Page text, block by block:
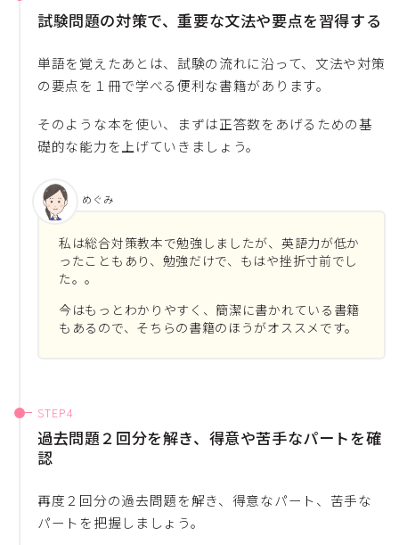
試験問題の対策で、重要な文法や要点を習得する
単語を覚えたあとは、試験の流れに沿って、文法や対策
の要点を１冊で学べる便利な書籍があります。
そのような本を使い、まずは正答数をあげるための基
礎的な能力を上げていきましょう。
私は総合対策教本で勉強しましたが、英語力が低か
ったこともあり、勉強だけで、もはや挫折寸前でし
た。。
今はもっとわかりやすく、簡潔に書かれている書籍
もあるので、そちらの書籍のほうがオススメです。
めぐみ
過去問題２回分を解き、得意や苦手なパートを確
認
再度２回分の過去問題を解き、得意なパート、苦手な
パートを把握しましょう。